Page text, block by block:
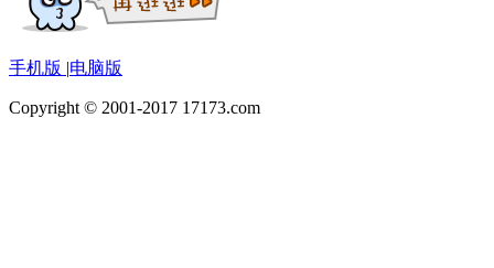
手机版 |电脑版
Copyright © 2001-2017 17173.com